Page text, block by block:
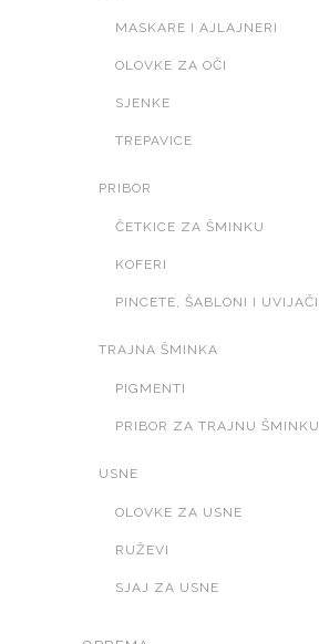
MASKARE I AJLAJNERI
OLOVKE ZA OČI
SJENKE
TREPAVICE
PRIBOR
ČETKICE ZA ŠMINKU
KOFERI
PINCETE, ŠABLONI I UVIJAČI
TRAJNA ŠMINKA
PIGMENTI
PRIBOR ZA TRAJNU ŠMINKU
USNE
OLOVKE ZA USNE
RUŽEVI
SJAJ ZA USNE